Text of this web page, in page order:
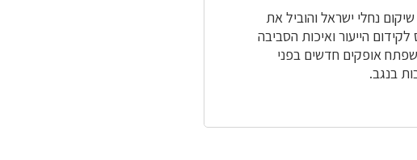
נחלי ישראל והוביל את
22) המשמשת כיום בסיס לקידום הייעור ואיכות הסביבה
שפתח אופקים חדשים בפני
בנגב.